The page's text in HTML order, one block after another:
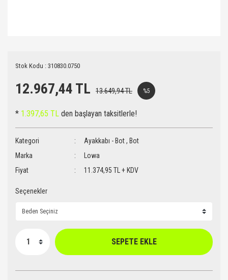
Stok Kodu : 310830.0750
12.967,44 TL 13.649,94 TL %5
* 1.397,65 TL den başlayan taksitlerle!
Kategori Ayakkabı - Bot , Bot
Marka
Lowa
Fiyat
11.374,95 TL + KDV
Seçenekler
SEPETE EKLE